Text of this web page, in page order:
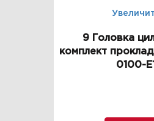
9 Головка
комплект
0100-E1